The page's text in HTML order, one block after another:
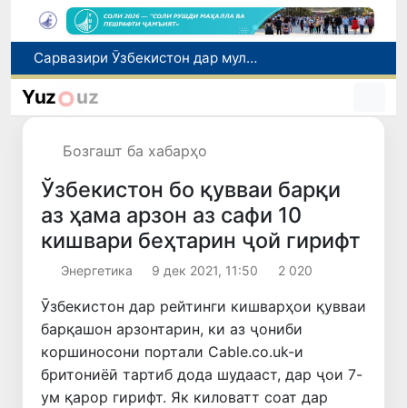
Дар Қашқадарё анҷумани байналмилалии экологӣ бо иштироки ҷавонон аз нӯҳ кишвар баргузор мешавад
Тошканд ба баргузории чемпионати Осиё оид ба вазнабардорӣ омодагӣ мебинад
Yuz uz
Бозгашт ба хабарҳо
Ўзбекистон бо қувваи барқи
аз ҳама арзон аз сафи 10
кишвари беҳтарин ҷой гирифт
Энергетика 9 дек 2021, 11:50 2 020
Ӯзбекистон дар рейтинги кишварҳои қувваи
барқашон арзонтарин, ки аз ҷониби
коршиносони портали Cable.co.uk-и
бритониёӣ тартиб дода шудааст, дар ҷои 7-
ум қарор гирифт. Як киловатт соат дар